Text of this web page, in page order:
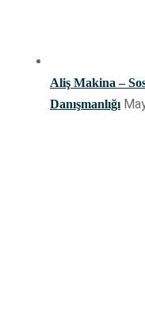
Aliş Makina –
Danışmanlığı